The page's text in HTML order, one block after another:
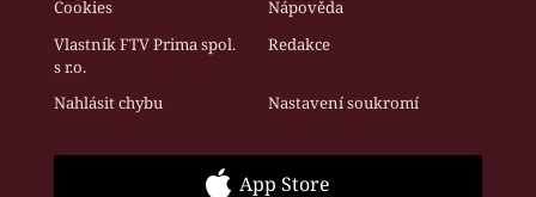
Cookies
Nápověda
Vlastník FTV Prima spol.
s r.o.
Redakce
Nahlásit chybu Nastavení soukromí
App Store